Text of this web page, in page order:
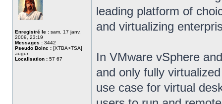
Enregistré le : sam. 17 janv.
2009, 23:19
Messages : 3442
Pseudo Boinc : [XTBA>TSA]
augur
Localisation : 57 67
leading platform of
and virtualizing
In VMware vSphere
and only fully
use case for virtual